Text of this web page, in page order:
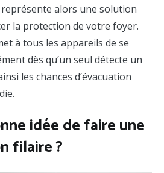
alors une solution
la protection de votre foyer.
à tous les appareils de se
dès qu’un seul détecte un
les chances d’évacuation
idée de faire une
filaire ?